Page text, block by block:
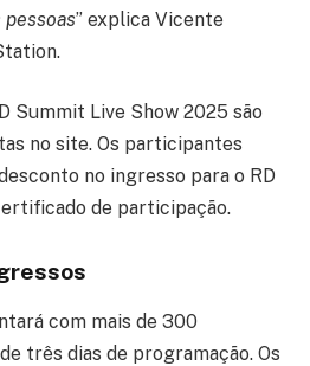
pessoas” explica Vicente
Summit Live Show 2025 são
no site. Os participantes
no ingresso para o RD
de participação.
com mais de 300
três dias de programação. Os